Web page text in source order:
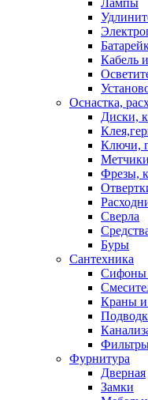
Лампы
Кабель
Оснастка,
Диски,
Ключи,
Фрезы,
Сверла
Буры
Сантехника
Сифоны
Краны и
Фурнитура
Дверная
Замки